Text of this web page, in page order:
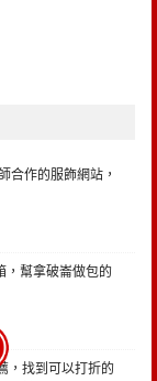
合作的服飾網站，
，幫拿破崙做包的
，找到可以打折的